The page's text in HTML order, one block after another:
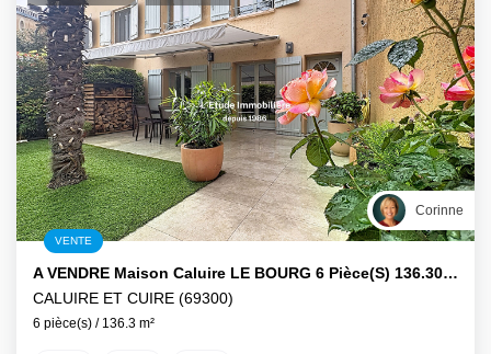
Corinne
VENTE
A VENDRE Maison Caluire LE BOURG 6 Pièce(s) 136.30 M2 Avec Jardinet Et Terrasse
CALUIRE ET CUIRE (69300)
6 pièce(s) / 136.3 m²